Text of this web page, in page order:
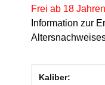
Frei ab 18
Information zur
Wert
Kaliber: